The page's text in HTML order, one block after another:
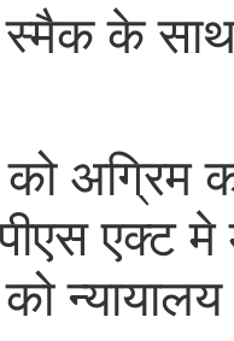
के साथ
अग्रिम
एक्ट मे